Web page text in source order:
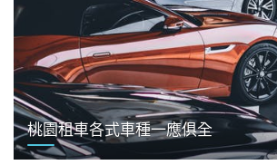
桃園租車各式車種一應俱全